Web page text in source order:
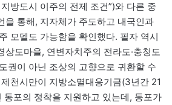
방도시 이주의 전제 조건”)와 다른 중
을 통해, 지자체가 주도하고 내국인과
모델도 가능함을 확인했다. 필자 역시
상도마을, 연변자치주의 전라도·충청도
권이 아닌 조상의 고향으로 귀환할 수
천시만이 지방소멸대응기금(3년간 21
동포의 정착을 지원하고 있는데, 동포가